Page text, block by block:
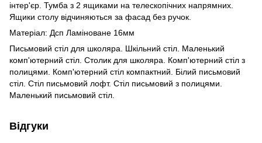
інтер'єр. Тумба з 2 ящиками на телескопічних напрямних.
Ящики столу відчиняються за фасад без ручок.
Матеріал: Дсп Ламіноване 16мм
Письмовий стіл для школяра. Шкільний стіл. Маленький
комп'ютерний стіл. Столик для школяра. Комп'ютерний стіл з
полицями. Комп'ютерний стіл компактний. Білий письмовий
стіл. Стіл письмовий лофт. Стіл письмовий з полицями.
Маленький письмовий стіл.
Відгуки